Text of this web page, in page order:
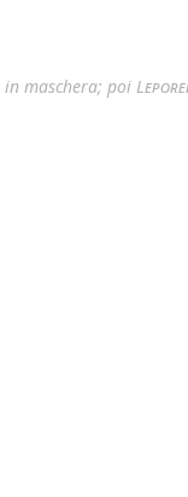
in maschera; poi